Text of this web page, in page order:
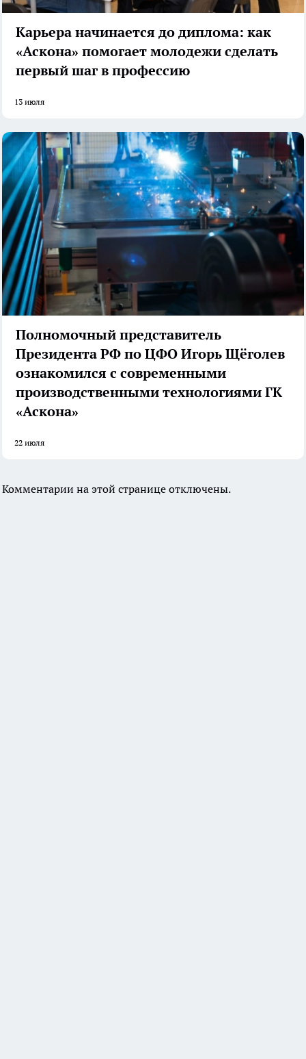
Карьера начинается до диплома: как
«Аскона» помогает молодежи сделать
первый шаг в профессию
13 июля
Полномочный представитель
Президента РФ по ЦФО Игорь Щёголев
ознакомился с современными
производственными технологиями ГК
«Аскона»
22 июля
Комментарии на этой странице отключены.